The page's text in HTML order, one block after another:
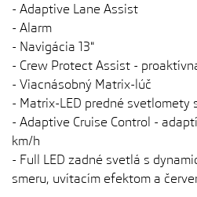
- Adaptive Lane Assist
- Alarm
- Navigácia 13"
- Crew Protect Assist -
- Viacnásobný Matrix-lúč
- Matrix-LED predné svetlomety
- Adaptive Cruise Control -
km/h
- Full LED zadné svetlá s
smeru, uvítacím efektom a